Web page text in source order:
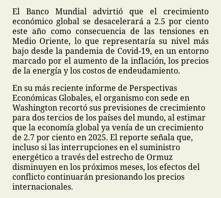
El Banco Mundial advirtió que el crecimiento
económico global se desacelerará a 2.5 por ciento
este año como consecuencia de las tensiones en
Medio Oriente, lo que representaría su nivel más
bajo desde la pandemia de Covid-19, en un entorno
marcado por el aumento de la inflación, los precios
de la energía y los costos de endeudamiento.
En su más reciente informe de Perspectivas
Económicas Globales, el organismo con sede en
Washington recortó sus previsiones de crecimiento
para dos tercios de los países del mundo, al estimar
que la economía global ya venía de un crecimiento
de 2.7 por ciento en 2025. El reporte señala que,
incluso si las interrupciones en el suministro
energético a través del estrecho de Ormuz
disminuyen en los próximos meses, los efectos del
conflicto continuarán presionando los precios
internacionales.